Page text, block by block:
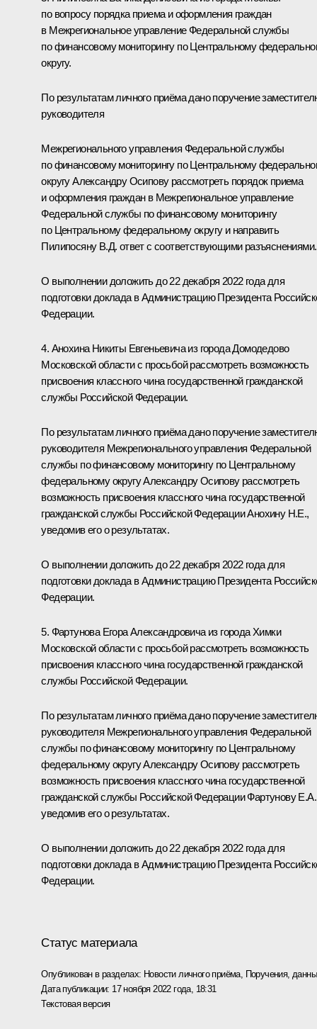
по вопросу порядка приема и оформления граждан
в Межрегиональное управление Федеральной службы
по финансовому мониторингу по Центральному
округу.
По результатам личного приёма дано поручение
руководителя
Межрегионального управления Федеральной службы
по финансовому мониторингу по Центральному
округу Александру Осипову рассмотреть порядок приема
и оформления граждан в Межрегиональное управление
Федеральной службы по финансовому мониторингу
по Центральному федеральному округу и направить
Пилипосяну В.Д. ответ с соответствующими разъяснениями.
О выполнении доложить до 22 декабря 2022 года для
подготовки доклада в Администрацию Президента
Федерации.
4. Анохина Никиты Евгеньевича из города Домодедово
Московской области с просьбой рассмотреть возможность
присвоения классного чина государственной гражданской
службы Российской Федерации.
По результатам личного приёма дано поручение
руководителя Межрегионального управления Федеральной
службы по финансовому мониторингу по Центральному
федеральному округу Александру Осипову рассмотреть
возможность присвоения классного чина государственной
гражданской службы Российской Федерации Анохину Н.Е.,
уведомив его о результатах.
О выполнении доложить до 22 декабря 2022 года для
подготовки доклада в Администрацию Президента
Федерации.
5. Фартунова Егора Александровича из города Химки
Московской области с просьбой рассмотреть возможность
присвоения классного чина государственной гражданской
службы Российской Федерации.
По результатам личного приёма дано поручение
руководителя Межрегионального управления Федеральной
службы по финансовому мониторингу по Центральному
федеральному округу Александру Осипову рассмотреть
возможность присвоения классного чина государственной
гражданской службы Российской Федерации Фартунову
уведомив его о результатах.
О выполнении доложить до 22 декабря 2022 года для
подготовки доклада в Администрацию Президента
Федерации.
Статус материала
Опубликован в разделах: Новости личного приёма, Поручения,
Дата публикации: 17 ноября 2022 года, 18:31
Текстовая версия